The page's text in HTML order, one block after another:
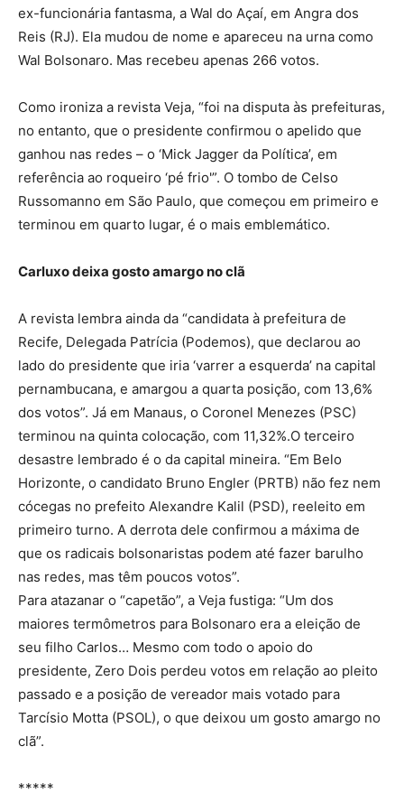
ex-funcionária fantasma, a Wal do Açaí, em Angra dos
Reis (RJ). Ela mudou de nome e apareceu na urna como
Wal Bolsonaro. Mas recebeu apenas 266 votos.
Como ironiza a revista Veja, “foi na disputa às prefeituras,
no entanto, que o presidente confirmou o apelido que
ganhou nas redes – o ‘Mick Jagger da Política’, em
referência ao roqueiro ‘pé frio'”. O tombo de Celso
Russomanno em São Paulo, que começou em primeiro e
terminou em quarto lugar, é o mais emblemático.
Carluxo deixa gosto amargo no clã
A revista lembra ainda da “candidata à prefeitura de
Recife, Delegada Patrícia (Podemos), que declarou ao
lado do presidente que iria ‘varrer a esquerda’ na capital
pernambucana, e amargou a quarta posição, com 13,6%
dos votos”. Já em Manaus, o Coronel Menezes (PSC)
terminou na quinta colocação, com 11,32%.O terceiro
desastre lembrado é o da capital mineira. “Em Belo
Horizonte, o candidato Bruno Engler (PRTB) não fez nem
cócegas no prefeito Alexandre Kalil (PSD), reeleito em
primeiro turno. A derrota dele confirmou a máxima de
que os radicais bolsonaristas podem até fazer barulho
nas redes, mas têm poucos votos”.
Para atazanar o “capetão”, a Veja fustiga: “Um dos
maiores termômetros para Bolsonaro era a eleição de
seu filho Carlos… Mesmo com todo o apoio do
presidente, Zero Dois perdeu votos em relação ao pleito
passado e a posição de vereador mais votado para
Tarcísio Motta (PSOL), o que deixou um gosto amargo no
clã”.
*****